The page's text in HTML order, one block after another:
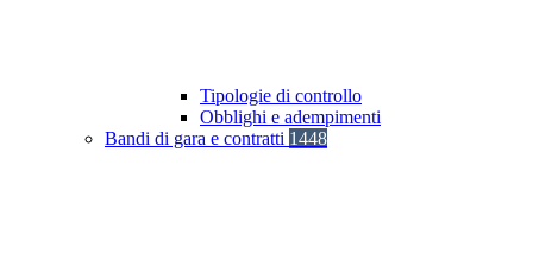
Tipologie di controllo
Obblighi e adempimenti
Bandi di gara e contratti 1448